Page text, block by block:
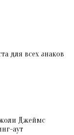
для всех знаков
Джеймс
аут